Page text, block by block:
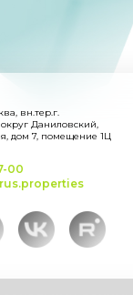
00
вн.тер.г.
Даниловский,
дом 7, помещение 1Ц